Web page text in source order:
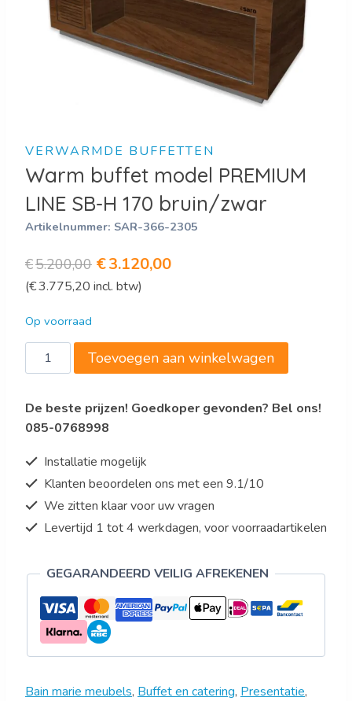
VERWARMDE BUFFETTEN
Warm buffet model PREMIUM
LINE SB-H 170 bruin/zwar
Artikelnummer: SAR-366-2305
€5.200,00 Oorspronkelijke
prijs
€5.200,00.
€3.120,00Huidige
€3.120,00.
(€3.775,20 incl. btw)
Op voorraad
Warm
buffet
PREMIUM
LINE
H
170
bruin/zwar
aantal
Toevoegen aan winkelwagen
De beste prijzen! Goedkoper gevonden? Bel ons!
085-0768998
Installatie mogelijk
Klanten beoordelen ons met een 9.1/10
We zitten klaar voor uw vragen
Levertijd 1 tot 4 werkdagen, voor voorraadartikelen
GEGARANDEERD VEILIG AFREKENEN
Bain marie meubels, Buffet en catering, Presentatie,